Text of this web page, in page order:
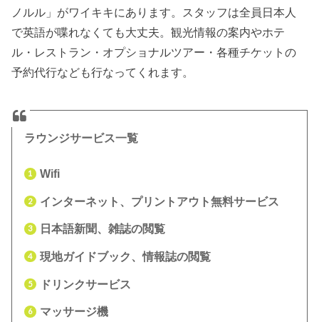
ノルル」がワイキキにあります。スタッフは全員日本人
で英語が喋れなくても大丈夫。観光情報の案内やホテ
ル・レストラン・オプショナルツアー・各種チケットの
予約代行なども行なってくれます。
ラウンジサービス一覧
Wifi
インターネット、プリントアウト無料サービス
日本語新聞、雑誌の閲覧
現地ガイドブック、情報誌の閲覧
ドリンクサービス
マッサージ機